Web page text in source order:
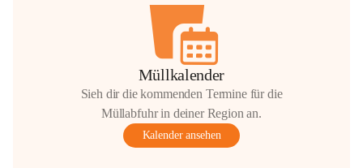
Müllkalender
Sieh dir die kommenden Termine für die
Müllabfuhr in deiner Region an.
Kalender ansehen